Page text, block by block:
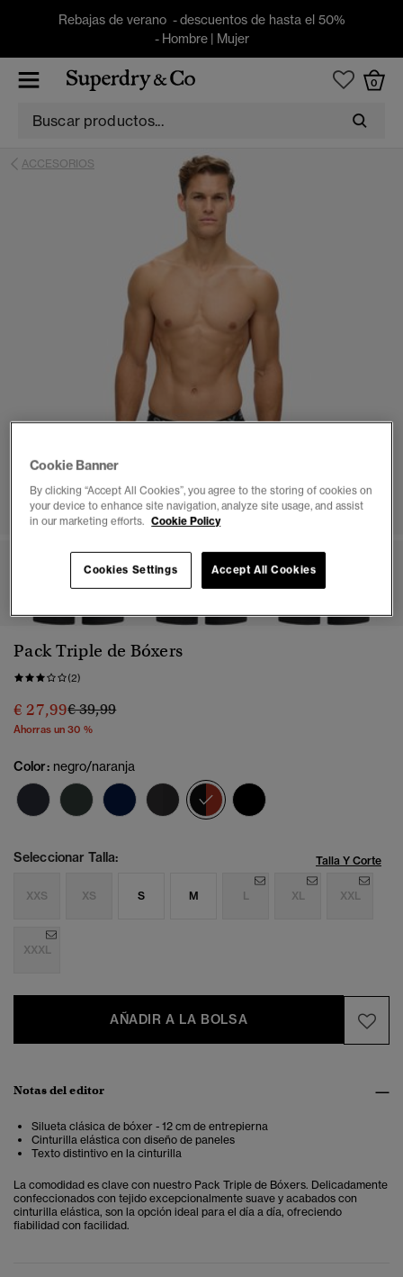
Rebajas de verano - descuentos de hasta el 50%
- Hombre| Mujer
0
ACCESORIOS
1 2 3 5 6 7
Pack Triple de Bóxers
(2)
€ 27,99Precio rebajado de
€ 39,99a
Ahorras un 30 %
Color: negro/naranja
seleccionado
Seleccionar Talla: Talla Y Corte
XXS XS S M L XL XXL
XXXL
AÑADIR A LA BOLSA
Notas del editor
Silueta clásica de bóxer - 12 cm de entrepierna
Cinturilla elástica con diseño de paneles
Texto distintivo en la cinturilla
La comodidad es clave con nuestro Pack Triple de Bóxers. Delicadamente
confeccionados con tejido excepcionalmente suave y acabados con
cinturilla elástica, son la opción ideal para el día a día, ofreciendo
fiabilidad con facilidad.
Cookie Banner
By clicking “Accept All Cookies”, you agree to the storing of cookies on
your device to enhance site navigation, analyze site usage, and assist
in our marketing efforts. Cookie Policy
Accept All Cookies
Cookies Settings